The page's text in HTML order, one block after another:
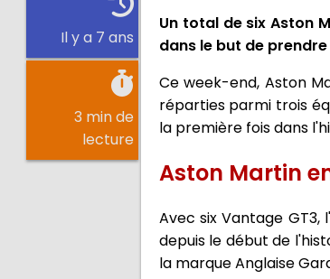
Il y a 7 ans
3 min de
lecture
Un total de six Aston
dans le but de
Ce week-end, Aston
réparties parmi trois
la première fois dans
Aston Martin
Avec six Vantage
depuis le début de
la marque Anglaise